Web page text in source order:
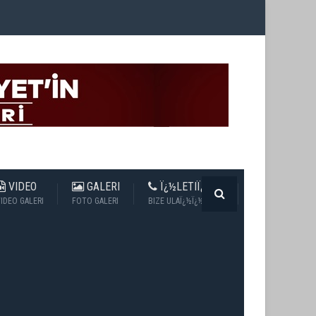
VIDEO
GALERI
GALERI
FOTO GALERI
Ï¿½LETIÏ¿½IM
BIZE ULAÏ¿½Ï¿½N